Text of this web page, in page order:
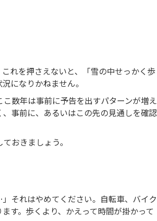
れを押さえないと、「雪の中せっかく歩
になりかねません。
数年は事前に予告を出すパターンが増え
事前に、あるいはこの先の見通しを確認
おきましょう。
それはやめてください。自転車、バイク
す。歩くより、かえって時間が掛かって